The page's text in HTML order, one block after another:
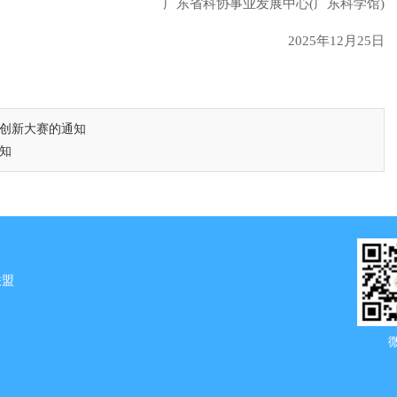
广东省科协事业发展中心(广东科学馆)
2025年12月25日
新大赛的通知